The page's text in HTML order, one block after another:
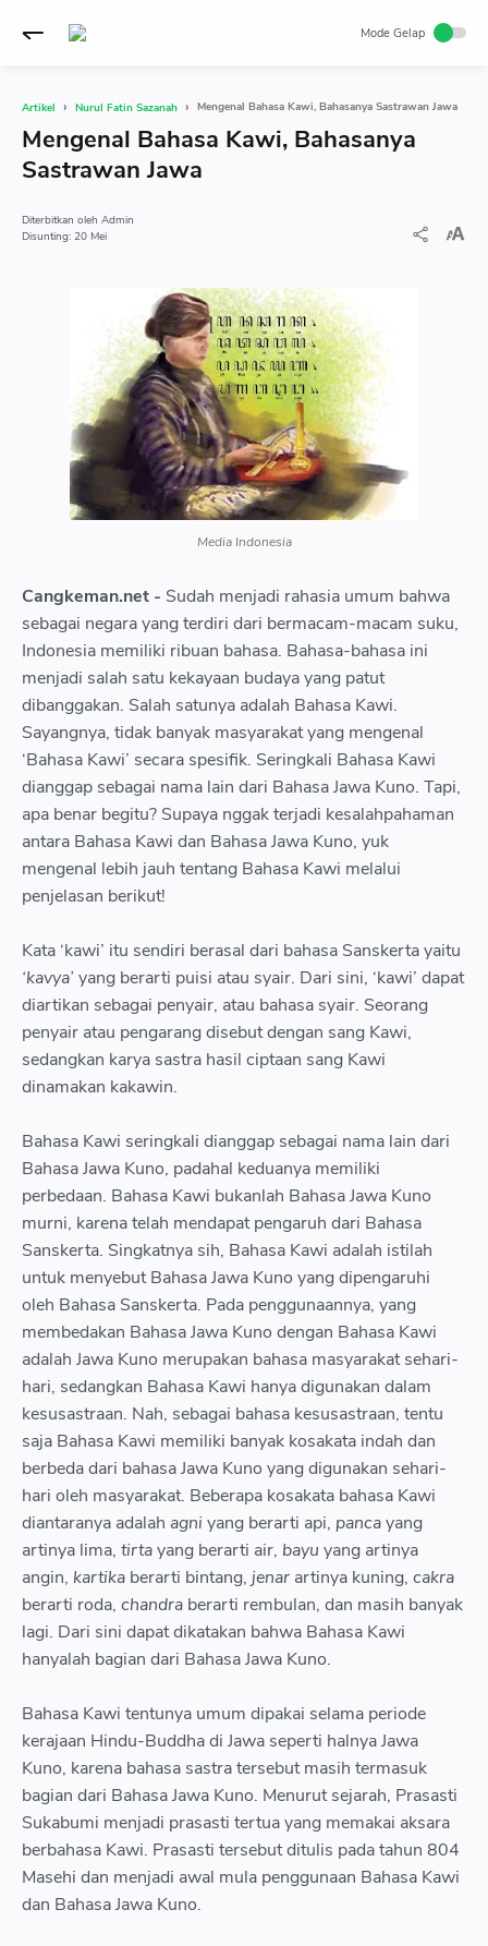
Artikel Nurul Fatin Sazanah Mengenal Bahasa Kawi, Bahasanya Sastrawan Jawa
Mengenal Bahasa Kawi, Bahasanya
Sastrawan Jawa
Admin
20 Mei
Media Indonesia
Cangkeman.net - Sudah menjadi rahasia umum bahwa
sebagai negara yang terdiri dari bermacam-macam suku,
Indonesia memiliki ribuan bahasa. Bahasa-bahasa ini
menjadi salah satu kekayaan budaya yang patut
dibanggakan. Salah satunya adalah Bahasa Kawi.
Sayangnya, tidak banyak masyarakat yang mengenal
‘Bahasa Kawi’ secara spesifik. Seringkali Bahasa Kawi
dianggap sebagai nama lain dari Bahasa Jawa Kuno. Tapi,
apa benar begitu? Supaya nggak terjadi kesalahpahaman
antara Bahasa Kawi dan Bahasa Jawa Kuno, yuk
mengenal lebih jauh tentang Bahasa Kawi melalui
penjelasan berikut!
Kata ‘kawi’ itu sendiri berasal dari bahasa Sanskerta yaitu
‘kavya’yang berarti puisi atau syair. Dari sini, ‘kawi’ dapat
diartikan sebagai penyair, atau bahasa syair. Seorang
penyair atau pengarang disebut dengan sang Kawi,
sedangkan karya sastra hasil ciptaan sang Kawi
dinamakan kakawin.
Bahasa Kawi seringkali dianggap sebagai nama lain dari
Bahasa Jawa Kuno, padahal keduanya memiliki
perbedaan. Bahasa Kawi bukanlah Bahasa Jawa Kuno
murni, karena telah mendapat pengaruh dari Bahasa
Sanskerta. Singkatnya sih, Bahasa Kawi adalah istilah
untuk menyebut Bahasa Jawa Kuno yang dipengaruhi
oleh Bahasa Sanskerta. Pada penggunaannya, yang
membedakan Bahasa Jawa Kuno dengan Bahasa Kawi
adalah Jawa Kuno merupakan bahasa masyarakat sehari-
hari, sedangkan Bahasa Kawi hanya digunakan dalam
kesusastraan. Nah, sebagai bahasa kesusastraan, tentu
saja Bahasa Kawi memiliki banyak kosakata indah dan
berbeda dari bahasa Jawa Kuno yang digunakan sehari-
hari oleh masyarakat. Beberapa kosakata bahasa Kawi
diantaranya adalah agniyang berarti api, pancayang
artinya lima, tirtayang berarti air, bayu yang artinya
angin, kartika berarti bintang, jenar artinya kuning, cakra
berarti roda, chandra berarti rembulan, dan masih banyak
lagi. Dari sini dapat dikatakan bahwa Bahasa Kawi
hanyalah bagian dari Bahasa Jawa Kuno.
Bahasa Kawi tentunya umum dipakai selama periode
kerajaan Hindu-Buddha di Jawa seperti halnya Jawa
Kuno, karena bahasa sastra tersebut masih termasuk
bagian dari Bahasa Jawa Kuno. Menurut sejarah, Prasasti
Sukabumi menjadi prasasti tertua yang memakai aksara
berbahasa Kawi. Prasasti tersebut ditulis pada tahun 804
Masehi dan menjadi awal mula penggunaan Bahasa Kawi
dan Bahasa Jawa Kuno.